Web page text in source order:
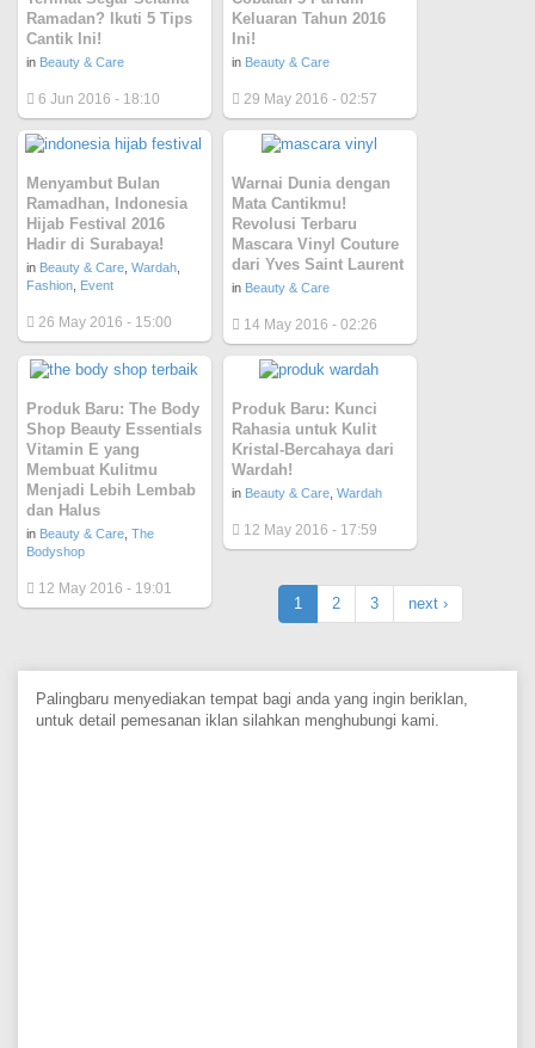
Ramadan? Ikuti 5 Tips
Cantik Ini!
in Beauty & Care
6 Jun 2016 - 18:10
Keluaran Tahun 2016
Ini!
in Beauty & Care
29 May 2016 - 02:57
Menyambut Bulan
Ramadhan, Indonesia
Hijab Festival 2016
Hadir di Surabaya!
in Beauty & Care Wardah
Fashion Event
26 May 2016 - 15:00
Warnai Dunia dengan
Mata Cantikmu!
Revolusi Terbaru
Mascara Vinyl Couture
dari Yves Saint Laurent
in Beauty & Care
14 May 2016 - 02:26
Produk Baru: The Body
Shop Beauty Essentials
Vitamin E yang
Membuat Kulitmu
Menjadi Lebih Lembab
dan Halus
in Beauty & Care The
Bodyshop
12 May 2016 - 19:01
Produk Baru: Kunci
Rahasia untuk Kulit
Kristal-Bercahaya dari
Wardah!
in Beauty & Care Wardah
12 May 2016 - 17:59
1 2 3 next ›
Palingbaru menyediakan tempat bagi anda yang ingin beriklan,
untuk detail pemesanan iklan silahkan menghubungi kami.